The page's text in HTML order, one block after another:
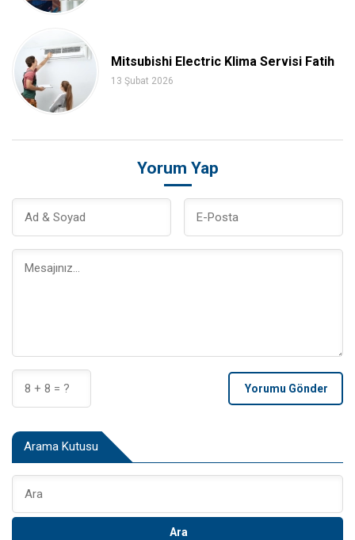
Mitsubishi Electric Klima Servisi Fatih
13 Şubat 2026
Yorum Yap
Yorumu Gönder
Arama Kutusu
Ara